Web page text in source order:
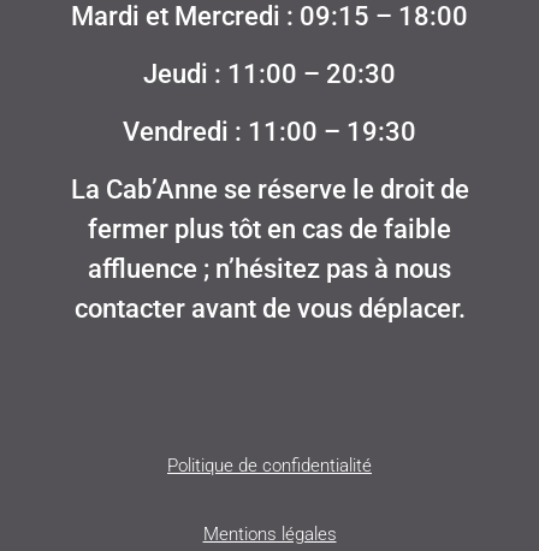
Mardi et Mercredi : 09:15 – 18:00
Jeudi : 11:00 – 20:30
Vendredi : 11:00 – 19:30
La Cab’Anne se réserve le droit de
fermer plus tôt en cas de faible
affluence ; n’hésitez pas à nous
contacter avant de vous déplacer.
Politique de confidentialité
Mentions légales